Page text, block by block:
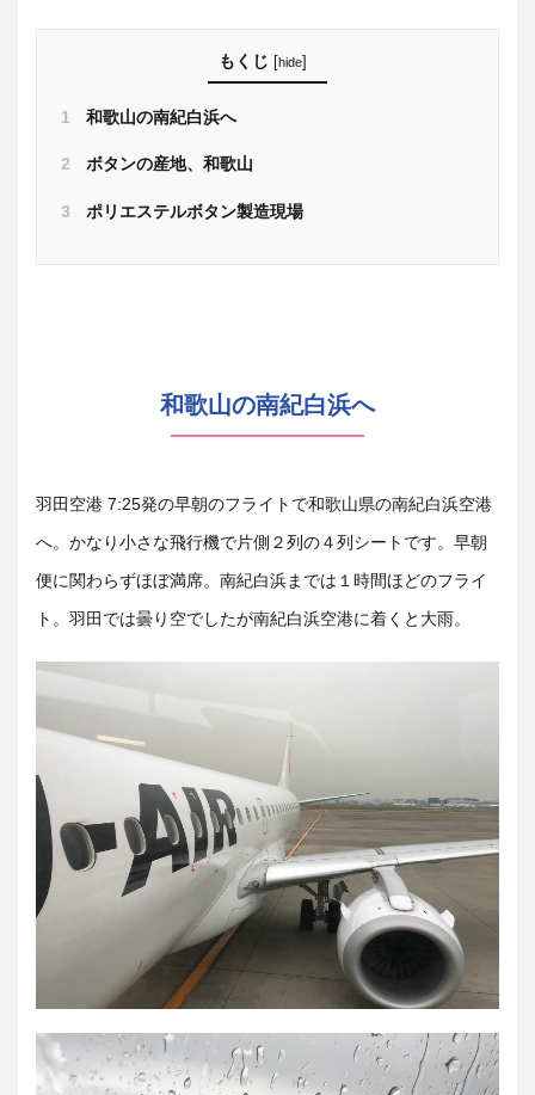
もくじ hide]
1 和歌山の南紀白浜へ
2 ボタンの産地、和歌山
3 ポリエステルボタン製造現場
和歌山の南紀白浜へ
羽田空港 7:25発の早朝のフライトで和歌山県の南紀白浜空港
へ。かなり小さな飛行機で片側２列の４列シートです。早朝
便に関わらずほぼ満席。南紀白浜までは１時間ほどのフライ
ト。羽田では曇り空でしたが南紀白浜空港に着くと大雨。